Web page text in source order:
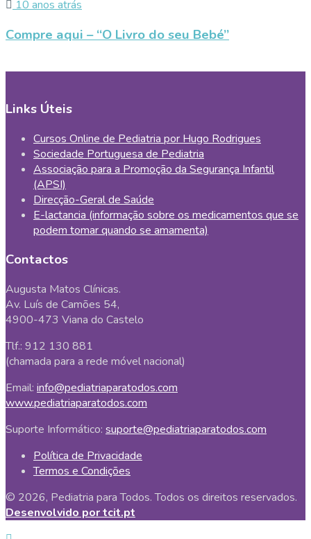
10 anos atrás
Compre aqui – “O Livro do seu Bebé”
Links Úteis
Cursos Online de Pediatria por Hugo Rodrigues
Sociedade Portuguesa de Pediatria
Associação para a Promoção da Segurança Infantil
(APSI)
Direcção-Geral de Saúde
E-lactancia (informação sobre os medicamentos que se
podem tomar quando se amamenta)
Contactos
Augusta Matos Clínicas.
Av. Luís de Camões 54,
4900-473 Viana do Castelo
Tlf.: 912 130 881
(chamada para a rede móvel nacional)
Email: info@pediatriaparatodos.com
www.pediatriaparatodos.com
Suporte Informático: suporte@pediatriaparatodos.com
Política de Privacidade
Termos e Condições
© 2026, Pediatria para Todos. Todos os direitos reservados.
Desenvolvido por tcit.pt